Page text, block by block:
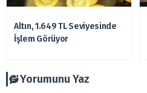
Altın, 1.649 TL Seviyesinde
İşlem Görüyor
Yorumunu Yaz